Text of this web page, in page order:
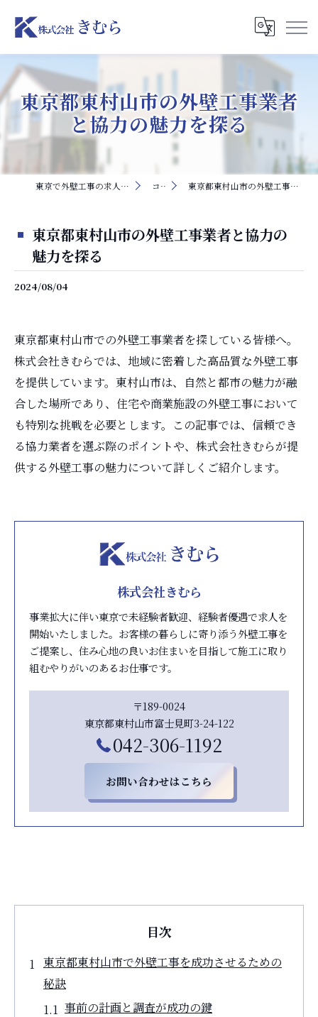
東京都東村山市の外壁工事業者
と協力の魅力を探る
東京で外壁工事の求人なら株式会社きむら コラム 東京都東村山市の外壁工事業者と協力の魅力を探る
東京都東村山市の外壁工事業者と協力の
魅力を探る
2024/08/04
東京都東村山市での外壁工事業者を探している皆様へ。
株式会社きむらでは、地域に密着した高品質な外壁工事
を提供しています。東村山市は、自然と都市の魅力が融
合した場所であり、住宅や商業施設の外壁工事において
も特別な挑戦を必要とします。この記事では、信頼でき
る協力業者を選ぶ際のポイントや、株式会社きむらが提
供する外壁工事の魅力について詳しくご紹介します。
株式会社きむら
事業拡大に伴い東京で未経験者歓迎、経験者優遇で求人を
開始いたしました。お客様の暮らしに寄り添う外壁工事を
ご提案し、住み心地の良いお住まいを目指して施工に取り
組むやりがいのあるお仕事です。
〒189-0024
東京都東村山市富士見町3-24-122
042-306-1192
お問い合わせはこちら
目次
東京都東村山市で外壁工事を成功させるための
秘訣
事前の計画と調査が成功の鍵